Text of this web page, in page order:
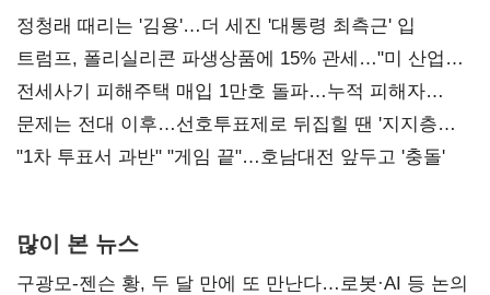
정청래 때리는 '김용'…더 세진 '대통령 최측근' 입
트럼프, 폴리실리콘 파생상품에 15% 관세…"미 산업
재건"
전세사기 피해주택 매입 1만호 돌파…누적 피해자
4만278명
문제는 전대 이후…선호투표제로 뒤집힐 땐 '지지층
불복'
"1차 투표서 과반" "게임 끝"…호남대전 앞두고 '충돌'
많이 본 뉴스
구광모-젠슨 황, 두 달 만에 또 만난다…로봇·AI 등 논의